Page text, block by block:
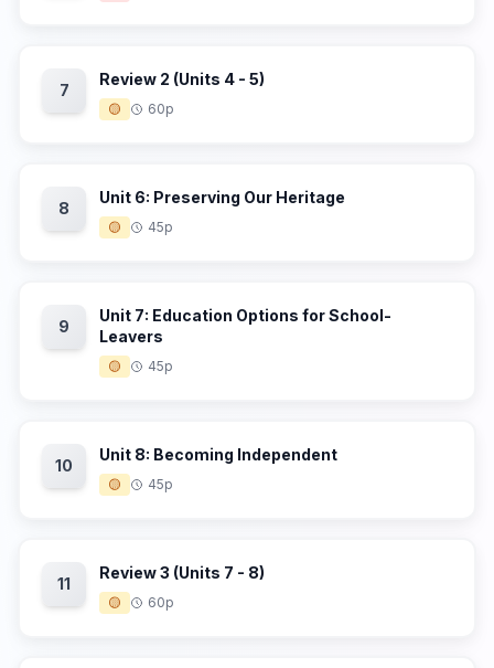
7
Review 2 (Units 4 - 5)
🟡 60p
8
Unit 6: Preserving Our Heritage
🟡 45p
9
Unit 7: Education Options for School-
Leavers
🟡 45p
10
Unit 8: Becoming Independent
🟡 45p
11
Review 3 (Units 7 - 8)
🟡 60p